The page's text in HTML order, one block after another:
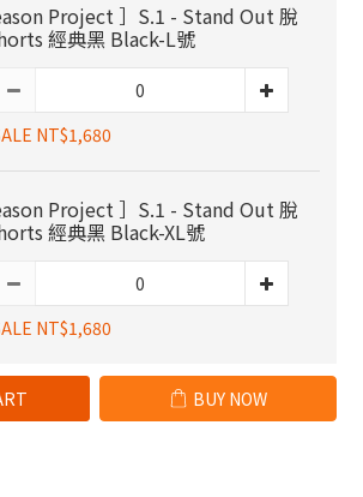
Project ］S.1 - Stand Out 脫
經典黑 Black-L號
NT$1,680
Project ］S.1 - Stand Out 脫
經典黑 Black-XL號
NT$1,680
BUY NOW